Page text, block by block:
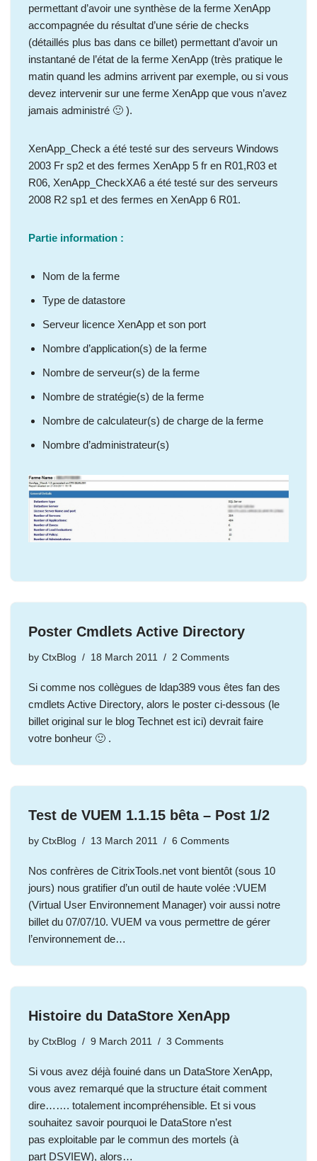
permettant d’avoir une synthèse de la ferme XenApp
accompagnée du résultat d’une série de checks
(détaillés plus bas dans ce billet) permettant d’avoir un
instantané de l’état de la ferme XenApp (très pratique le
matin quand les admins arrivent par exemple, ou si vous
devez intervenir sur une ferme XenApp que vous n’avez
jamais administré 🙂 ).
XenApp_Check a été testé sur des serveurs Windows
2003 Fr sp2 et des fermes XenApp 5 fr en R01,R03 et
R06, XenApp_CheckXA6 a été testé sur des serveurs
2008 R2 sp1 et des fermes en XenApp 6 R01.
Partie information :
Nom de la ferme
Type de datastore
Serveur licence XenApp et son port
Nombre d’application(s) de la ferme
Nombre de serveur(s) de la ferme
Nombre de stratégie(s) de la ferme
Nombre de calculateur(s) de charge de la ferme
Nombre d’administrateur(s)
Poster Cmdlets Active Directory
by CtxBlog 18 March 2011 2 Comments
Si comme nos collègues de ldap389 vous êtes fan des
cmdlets Active Directory, alors le poster ci-dessous (le
billet original sur le blog Technet est ici) devrait faire
votre bonheur 🙂 .
Test de VUEM 1.1.15 bêta – Post 1/2
by CtxBlog 13 March 2011 6 Comments
Nos confrères de CitrixTools.net vont bientôt (sous 10
jours) nous gratifier d’un outil de haute volée :VUEM
(Virtual User Environnement Manager) voir aussi notre
billet du 07/07/10. VUEM va vous permettre de gérer
l’environnement de…
Histoire du DataStore XenApp
by CtxBlog 9 March 2011 3 Comments
Si vous avez déjà fouiné dans un DataStore XenApp,
vous avez remarqué que la structure était comment
dire……. totalement incompréhensible. Et si vous
souhaitez savoir pourquoi le DataStore n’est
pas exploitable par le commun des mortels (à
part DSVIEW), alors…